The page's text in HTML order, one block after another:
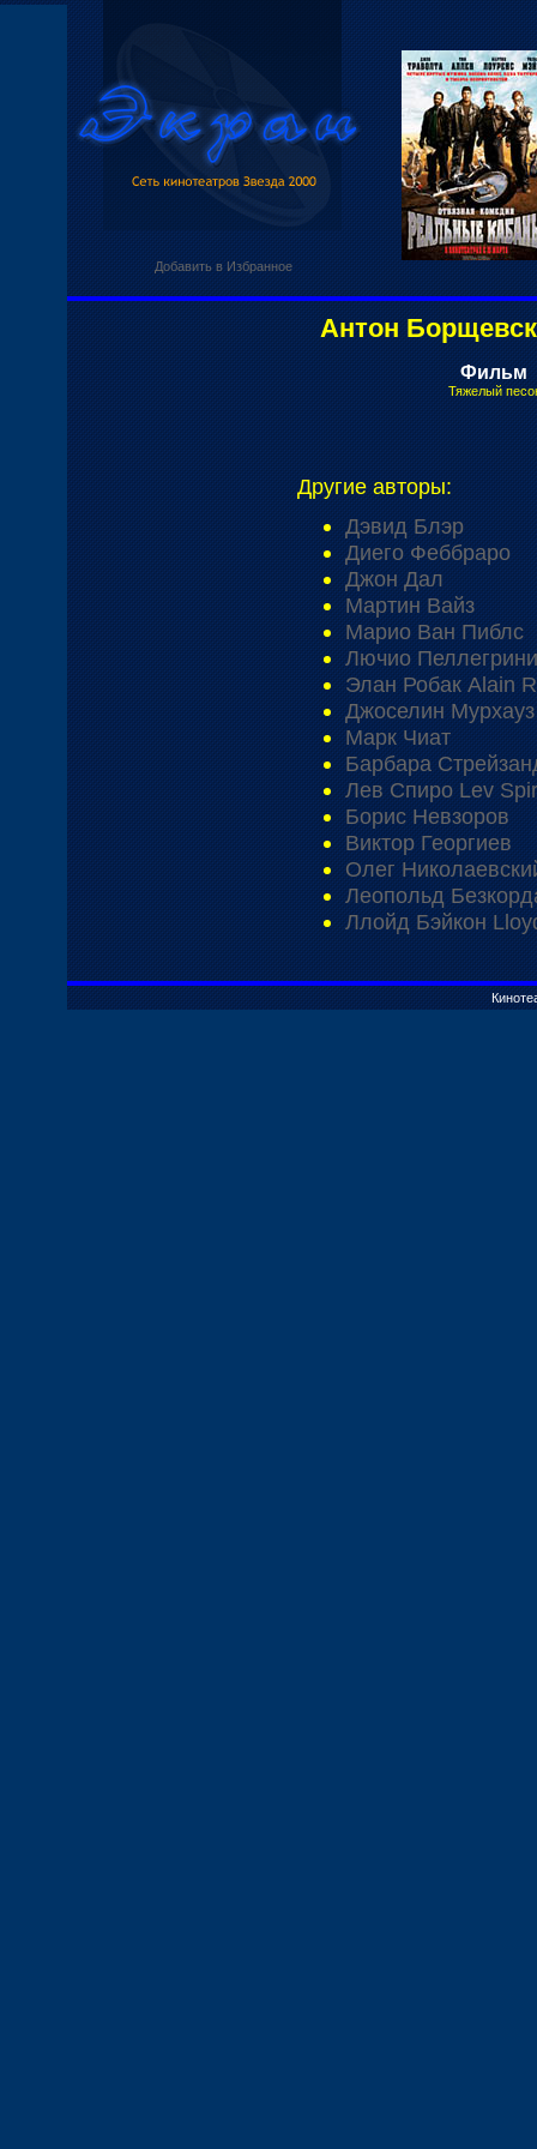
Добавить в Избранное
Антон
Фильм
Тяжелый
Другие авторы:
Дэвид Блэр
Диего Феббраро
Джон Дал
Мартин Вайз
Марио Ван Пиблс
Лючио Пеллегрини
Элан Робак Alain
Джоселин Мурхауз
Марк Чиат
Барбара
Лев Спиро Lev
Борис Невзоров
Виктор Георгиев
Олег
Леопольд
Ллойд Бэйкон